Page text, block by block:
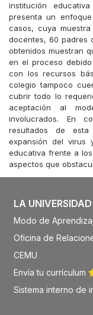
institución
presenta un
casos, cuya
docentes, 60 padres
obtenidos muestran
en el proceso
con los recursos
colegio tampoco
cubrir todo lo
aceptación al
involucrados. En
resultados de
expansión del virus
educativa frente a
aspectos que
LA UNIVERSIDAD
Modo de
Oficina de
CEMU
Envía tu currículum
Sistema interno de